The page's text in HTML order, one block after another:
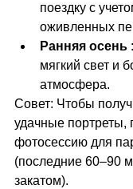
поездку с
оживленных
Ранняя осень
мягкий свет и
атмосфера.
Совет: Чтобы
удачные портреты,
фотосессию для
(последние 60–90
закатом).